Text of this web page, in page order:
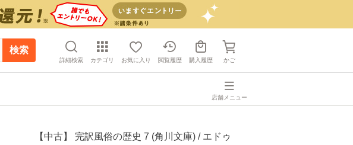
検索
詳細検索 カテゴリ お気に入り 閲覧履歴 購入履歴 かご
店舗メニュー
【中古】 完訳風俗の歴史 7 (角川文庫) / エドゥ